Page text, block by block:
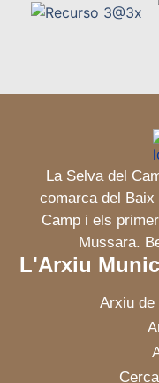
La Selva del
comarca del Baix
Camp i els
Mussara.
L'Arxiu
Arxiu de